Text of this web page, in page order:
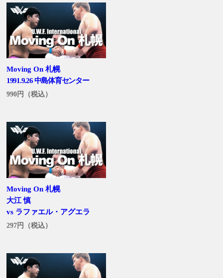
Moving On 札幌
1991.9.26 中島体育センター
990円（税込）
Moving On 札幌
大江 慎
vs ラファエル・アグエラ
297円（税込）